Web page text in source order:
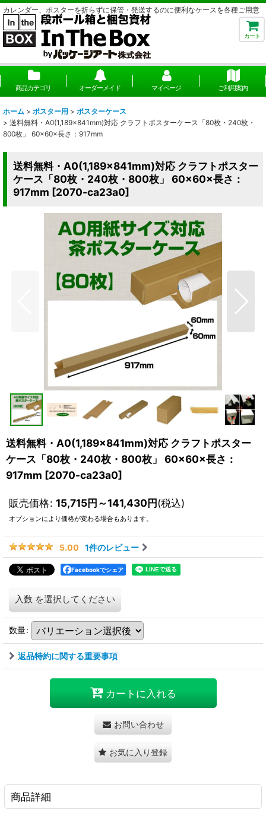
カレンダー、ポスターを折らずに保管・発送するのに便利なケースを各種ご用意
カート
商品カテゴリ オーダーメイド マイページ ご利用案内
ホーム > ポスター用 > ポスターケース
> 送料無料・A0(1,189×841mm)対応 クラフトポスターケース「80枚・240枚・
800枚」 60×60×長さ：917mm
送料無料・A0(1,189×841mm)対応 クラフトポスター
ケース「80枚・240枚・800枚」 60×60×長さ：
917mm [2070-ca23a0]
送料無料・A0(1,189×841mm)対応 クラフトポスター
ケース「80枚・240枚・800枚」 60×60×長さ：
917mm [2070-ca23a0]
販売価格: 15,715円～141,430円(税込)
オプションにより価格が変わる場合もあります。
5.00 1件のレビュー
Facebookでシェア
入数 を選択してください
数量:
返品特約に関する重要事項
カートに入れる
お問い合わせ
お気に入り登録
商品詳細